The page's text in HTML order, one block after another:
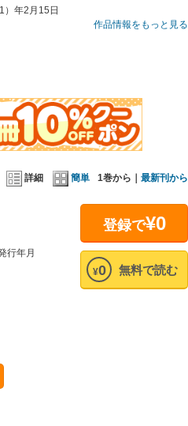
）年2月15日
作品情報をもっと見る
詳細 簡単 1巻から｜ 最新刊から
登録で¥0
無料で読む
¥0
行年月